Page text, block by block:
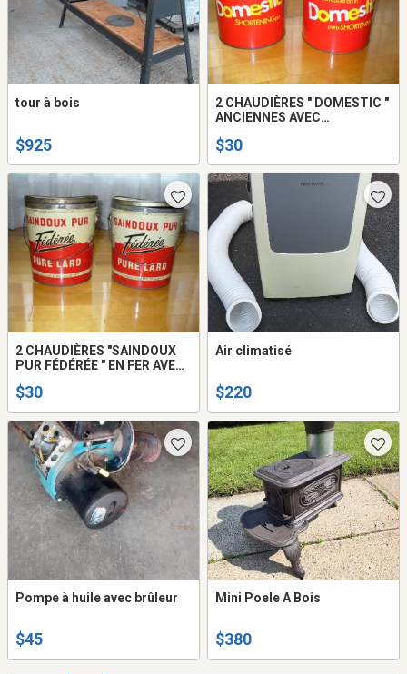
tour à bois
$925
2 CHAUDIÈRES " DOMESTIC "
ANCIENNES AVEC
$30
2 CHAUDIÈRES "SAINDOUX
PUR FÉDÉRÉE " EN FER AVEC
$30
Air climatisé
$220
Pompe à huile avec brûleur
$45
Mini Poele A Bois
$380